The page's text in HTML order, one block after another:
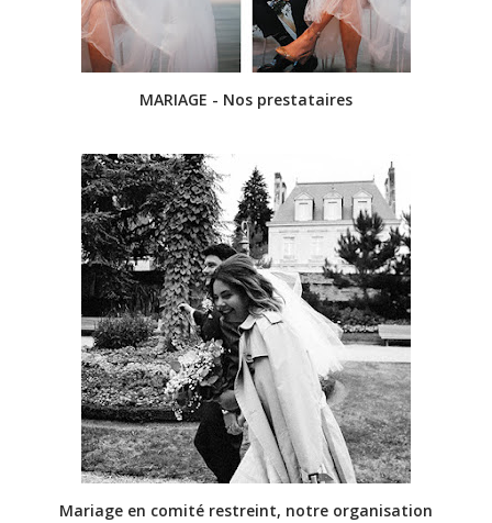
MARIAGE - Nos prestataires
Mariage en comité restreint, notre organisation